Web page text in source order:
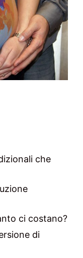
che
ci costano?
di